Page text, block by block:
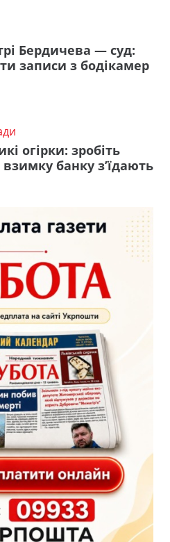
Бердичева — суд:
записи з бодікамер
огірки: зробіть
банку з’їдають